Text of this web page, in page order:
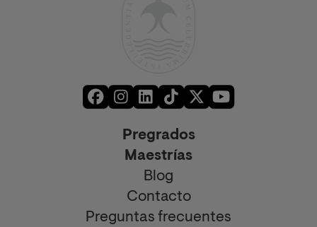
Pregrados
Maestrías
Blog
Contacto
Preguntas frecuentes